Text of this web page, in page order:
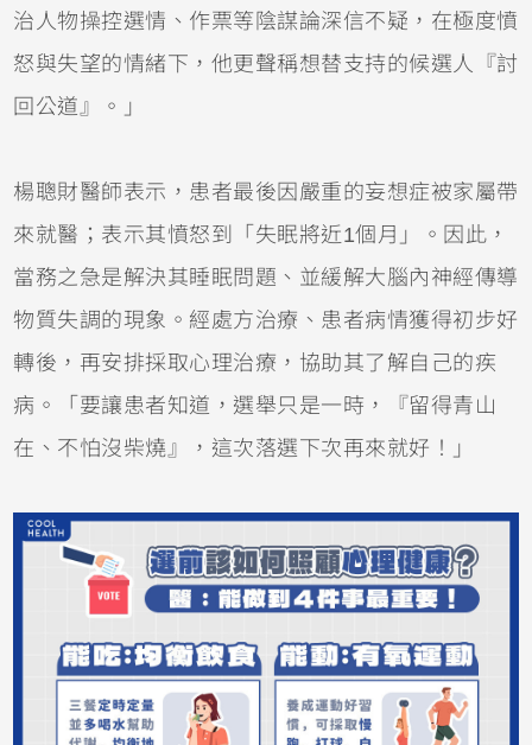
治人物操控選情、作票等陰謀論深信不疑，在極度憤
怒與失望的情緒下，他更聲稱想替支持的候選人『討
回公道』。」
楊聰財醫師表示，患者最後因嚴重的妄想症被家屬帶
來就醫；表示其憤怒到「失眠將近1個月」。因此，
當務之急是解決其睡眠問題、並緩解大腦內神經傳導
物質失調的現象。經處方治療、患者病情獲得初步好
轉後，再安排採取心理治療，協助其了解自己的疾
病。「要讓患者知道，選舉只是一時，『留得青山
在、不怕沒柴燒』，這次落選下次再來就好！」